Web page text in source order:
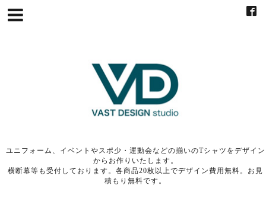
ユニフォーム、イベントやスポ少・運動会などの揃いのTシャツをデザイン
からお作りいたします。
横断幕等も受付しております。各商品20枚以上でデザイン費用無料。お見
積もり無料です。